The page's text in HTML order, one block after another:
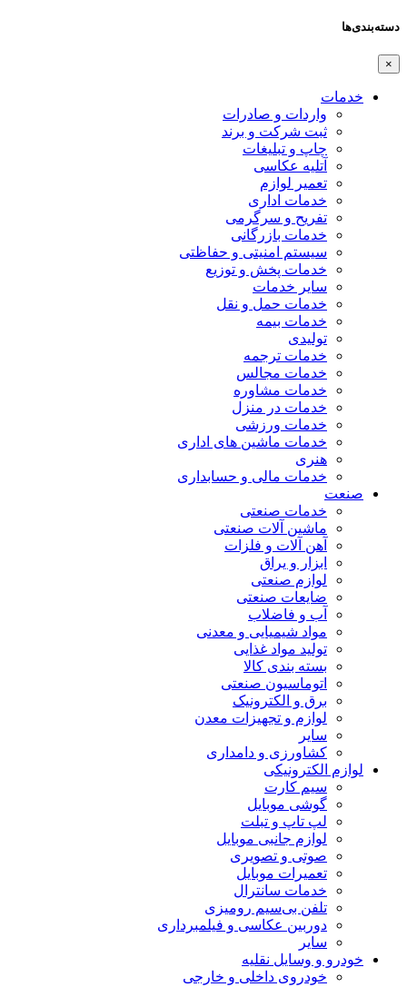
دسته‌بندی‌ها
×
خدمات
واردات و صادرات
ثبت شرکت و برند
چاپ و تبلیغات
آتلیه عکاسی
تعمیر لوازم
خدمات اداری
تفریح و سرگرمی
خدمات بازرگانی
سیستم امنیتی و حفاظتی
خدمات پخش و توزیع
سایر خدمات
خدمات حمل و نقل
خدمات بیمه
تولیدی
خدمات ترجمه
خدمات مجالس
خدمات مشاوره
خدمات در منزل
خدمات ورزشی
خدمات ماشین های اداری
هنری
خدمات مالی و حسابداری
صنعت
خدمات صنعتی
ماشین آلات صنعتی
آهن آلات و فلزات
ابزار و یراق
لوازم صنعتی
ضایعات صنعتی
آب و فاضلاب
مواد شیمیایی و معدنی
تولید مواد غذایی
بسته بندی کالا
اتوماسیون صنعتی
برق و الکترونیک
لوازم و تجهیزات معدن
سایر
کشاورزی و دامداری
لوازم الکترونیکی
سیم کارت
گوشی موبایل
لپ تاپ و تبلت
لوازم جانبی موبایل
صوتی و تصویری
تعمیرات موبایل
خدمات سانترال
تلفن بی‌سیم رومیزی
دوربین عکاسی و فیلمبرداری
سایر
خودرو و وسایل نقلیه
خودروی داخلی و خارجی